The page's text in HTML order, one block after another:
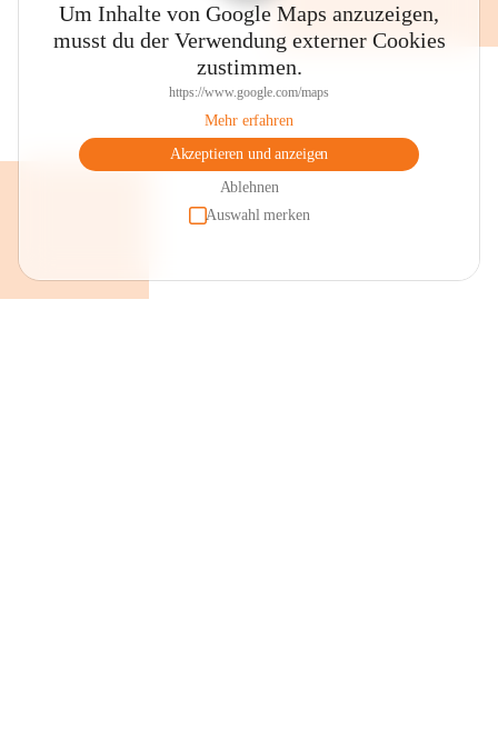
Um Inhalte von Google Maps anzuzeigen,
musst du der Verwendung externer Cookies
zustimmen.
https://www.google.com/maps
Mehr erfahren
Akzeptieren und anzeigen
Ablehnen
Auswahl merken